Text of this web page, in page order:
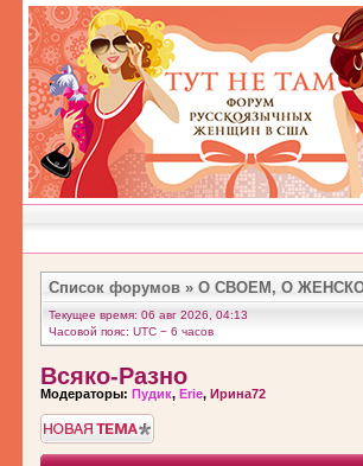
Список форумов » О СВОЕМ, О
Текущее время: 06 авг 2026, 04:13
Часовой пояс: UTC − 6 часов
Всяко-Разно
Модераторы: Пудик, Erie, Ирина72
Новая тема